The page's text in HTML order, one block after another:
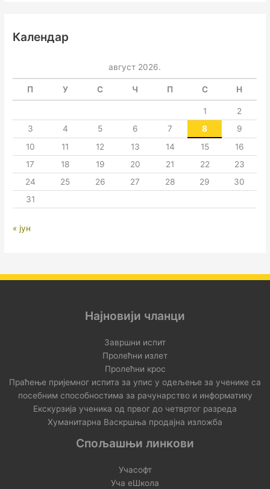
Календар
август 2026.
П У С Ч П С Н
1
2
3
4 5 6 7 8
9
10
11 12 13 14 15
16
17
18 19 20 21 22
23
24
25 26 27 28 29
30
31
« јун
Најновији чланци
Завршни испит
Пролећни излет
Пролећни крос
Праћење пријемног испита за упис у одељење за ученике са
посебним способностима за рачунарство и информатику
Екскурзија ученика од првог до четвртог разреда
Хуманитарна Васкршња продајна изложба
Спољашњи линкови
Учасофт
Уча еШкола